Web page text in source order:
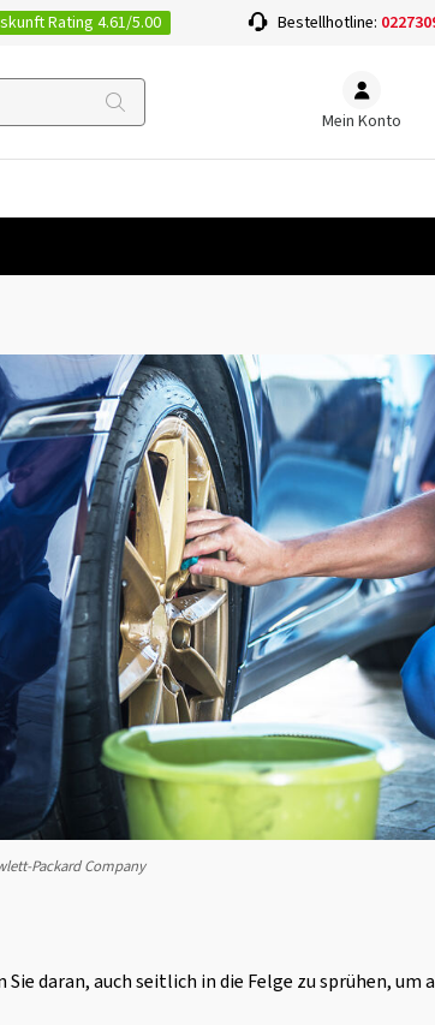
Rating 4.61/5.00 Bestellhotline:
Mein Konto
Packard Company
daran, auch seitlich in die Felge zu sprühen, um